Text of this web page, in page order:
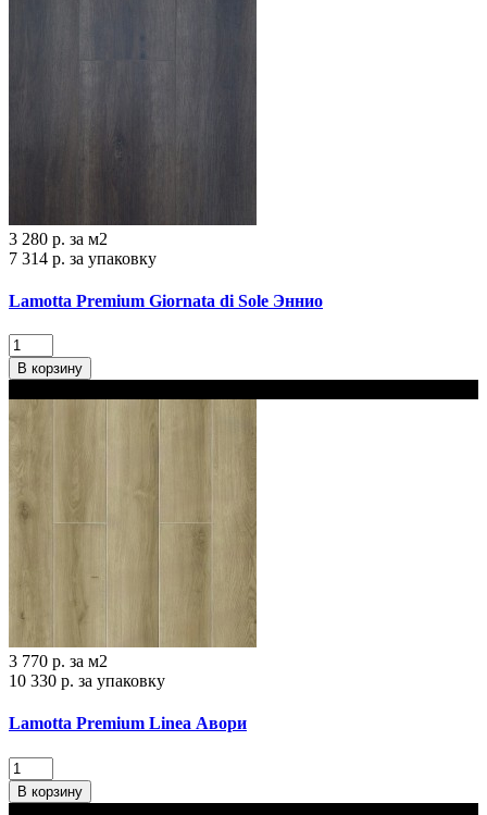
3 280 р. за м2
7 314 р. за упаковку
Lamotta Premium Giornata di Sole Эннио
В корзину
3 770 р. за м2
10 330 р. за упаковку
Lamotta Premium Linea Авори
В корзину